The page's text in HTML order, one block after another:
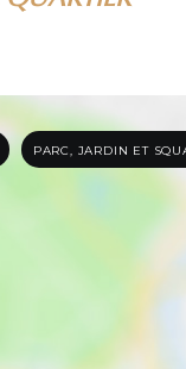
PARC, JARDIN ET